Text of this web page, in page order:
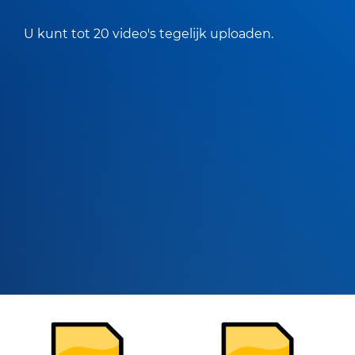
U kunt tot 20 video's tegelijk uploaden.